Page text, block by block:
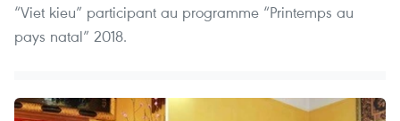
“Viet kieu” participant au programme “Printemps au
pays natal” 2018.